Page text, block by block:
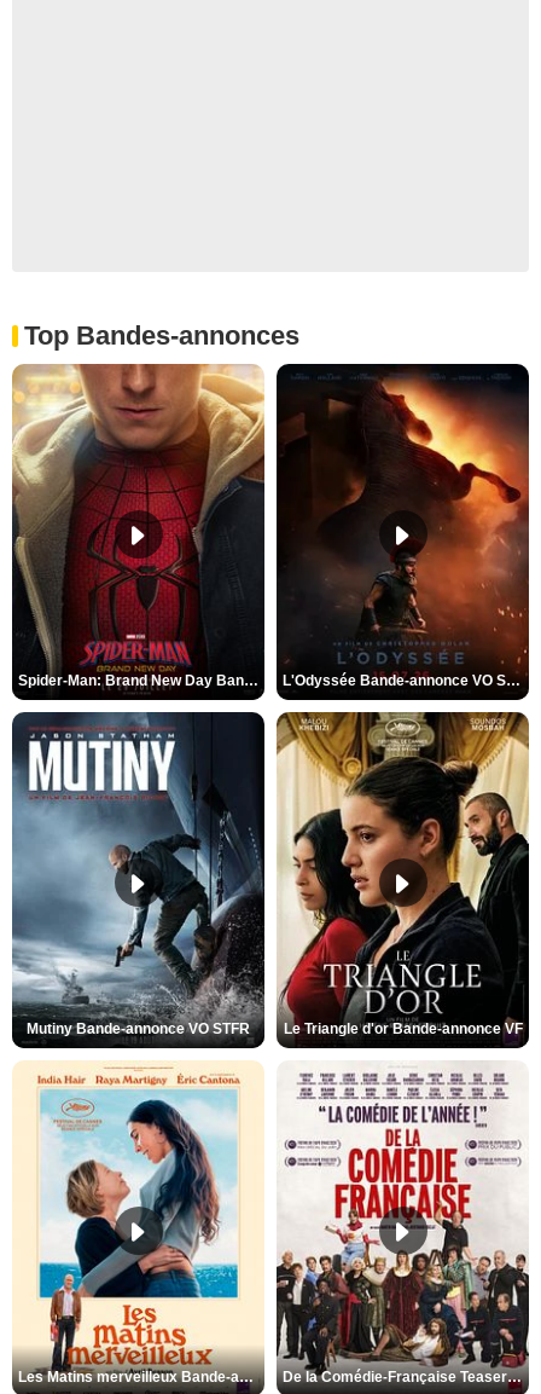
Top Bandes-annonces
Spider-Man: Brand New Day Bande-annonce VO STFR L'Odyssée Bande-annonce VO STFR
Mutiny Bande-annonce VO STFR Le Triangle d'or Bande-annonce VF
Les Matins merveilleux Bande-annonce VF De la Comédie-Française Teaser VF